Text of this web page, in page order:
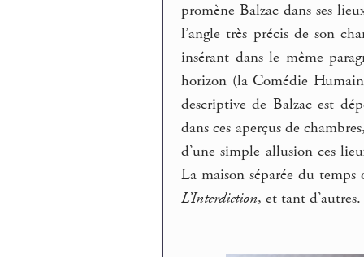
promène Balzac dans ses
l’angle très précis de son
insérant dans le même
horizon (la Comédie
descriptive de Balzac est
dans ces aperçus de
d’une simple allusion ces
La maison séparée du
L’Interdiction, et tant d’autres.